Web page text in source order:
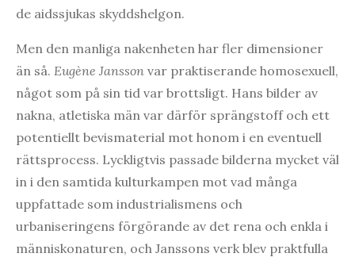
de aidssjukas skyddshelgon.
Men den manliga nakenheten har fler dimensioner
än så. Eugène Jansson var praktiserande homosexuell,
något som på sin tid var brottsligt. Hans bilder av
nakna, atletiska män var därför sprängstoff och ett
potentiellt bevismaterial mot honom i en eventuell
rättsprocess. Lyckligtvis passade bilderna mycket väl
in i den samtida kulturkampen mot vad många
uppfattade som industrialismens och
urbaniseringens förgörande av det rena och enkla i
människonaturen, och Janssons verk blev praktfulla